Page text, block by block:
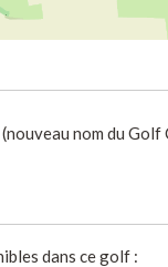
nom du
dans ce golf :